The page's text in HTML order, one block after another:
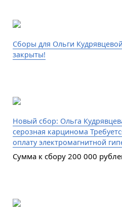
Сборы для Ольги
закрыты!
Новый сбор: Ольга
серозная карцинома
оплату электромагнитной
Сумма к сбору 200 000